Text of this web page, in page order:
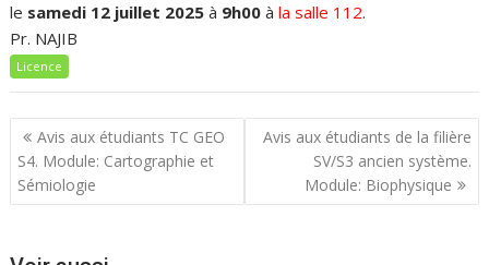
le samedi 12 juillet 2025 à 9h00 à la salle 112.
Pr. NAJIB
Licence
Navigation
de
l’article
Avis aux étudiants TC GEO
S4. Module: Cartographie et
Sémiologie
Avis aux étudiants de la filière
SV/S3 ancien système.
Module: Biophysique